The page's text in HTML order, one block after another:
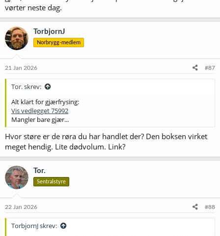
vørter neste dag.
TorbjornJ
Norbrygg-medlem
21 Jan 2026 #87
Tor. skrev:
Alt klart for gjærfrysing:
Vis vedlegget 75992
Mangler bare gjær...
Hvor støre er de røra du har handlet der? Den boksen virket
meget hendig. Lite dødvolum. Link?
Tor.
Sentralstyre
22 Jan 2026 #88
TorbjornJ skrev: